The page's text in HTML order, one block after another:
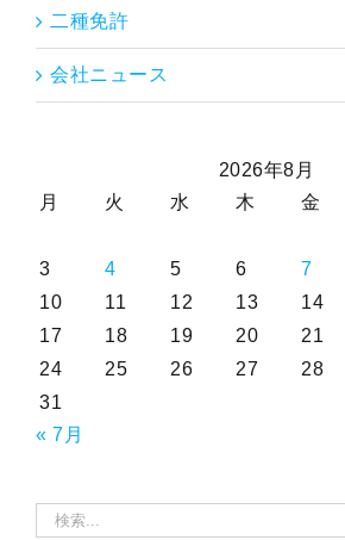
二種免許
会社ニュース
2026年8月
月
火 水 木 金
3
4 5 6 7
10
11 12 13 14
17
18 19 20 21
24
25 26 27 28
31
« 7月